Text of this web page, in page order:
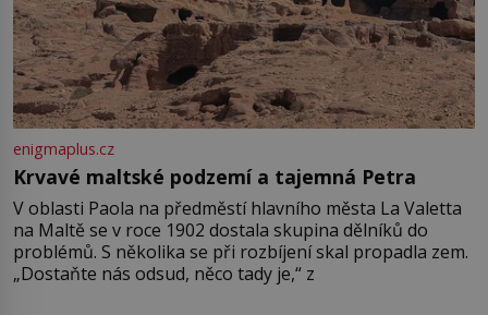
enigmaplus.cz
Krvavé maltské podzemí a tajemná Petra
V oblasti Paola na předměstí hlavního města La Valetta
na Maltě se v roce 1902 dostala skupina dělníků do
problémů. S několika se při rozbíjení skal propadla zem.
„Dostaňte nás odsud, něco tady je,“ z